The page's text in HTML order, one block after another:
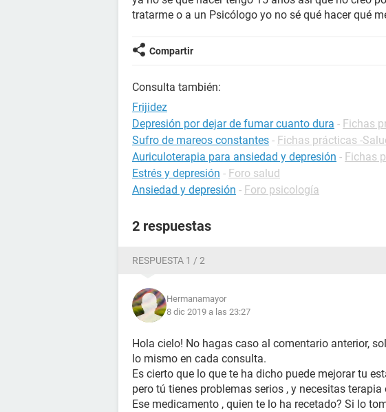
tratarme o a un Psicólogo yo no sé qué hacer qué
Compartir
Consulta también:
Frijidez
Depresión por dejar de fumar cuanto dura - Fichas
Sufro de mareos constantes - Fichas prácticas -
Auriculoterapia para ansiedad y depresión - Fichas
Estrés y depresión - Foro salud
Ansiedad y depresión - Foro psicología
2 respuestas
RESPUESTA 1 / 2
Hermanamayor
8 dic 2019 a las 23:27
Hola cielo! No hagas caso al comentario anterior,
lo mismo en cada consulta.
Es cierto que lo que te ha dicho puede mejorar tu
pero tú tienes problemas serios , y necesitas terapia
Ese medicamento , quien te lo ha recetado? Si lo